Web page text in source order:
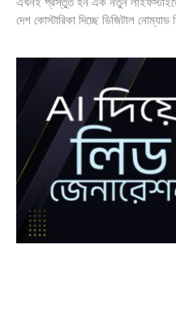
দেশ কোস্টারিকা দিচ্ছে ডিজিটাল নোম্যাড